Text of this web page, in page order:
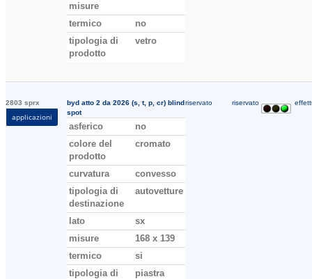
misure
termico
no
tipologia di
prodotto
vetro
2803 sprx
applicazioni
byd atto 2 da 2026 (s, t, p, cr) blind
spot
asferico
no
colore del
prodotto
cromato
curvatura
convesso
tipologia di
destinazione
autovetture
lato
sx
misure
168 x 139
termico
si
tipologia di
piastra
riservato riservato